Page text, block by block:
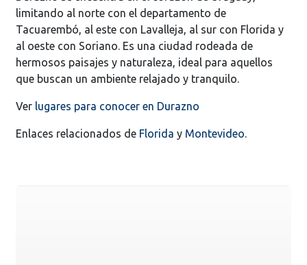
limitando al norte con el departamento de
Tacuarembó, al este con Lavalleja, al sur con Florida y
al oeste con Soriano. Es una ciudad rodeada de
hermosos paisajes y naturaleza, ideal para aquellos
que buscan un ambiente relajado y tranquilo.
Ver lugares para conocer en Durazno
Enlaces relacionados de Florida y Montevideo.